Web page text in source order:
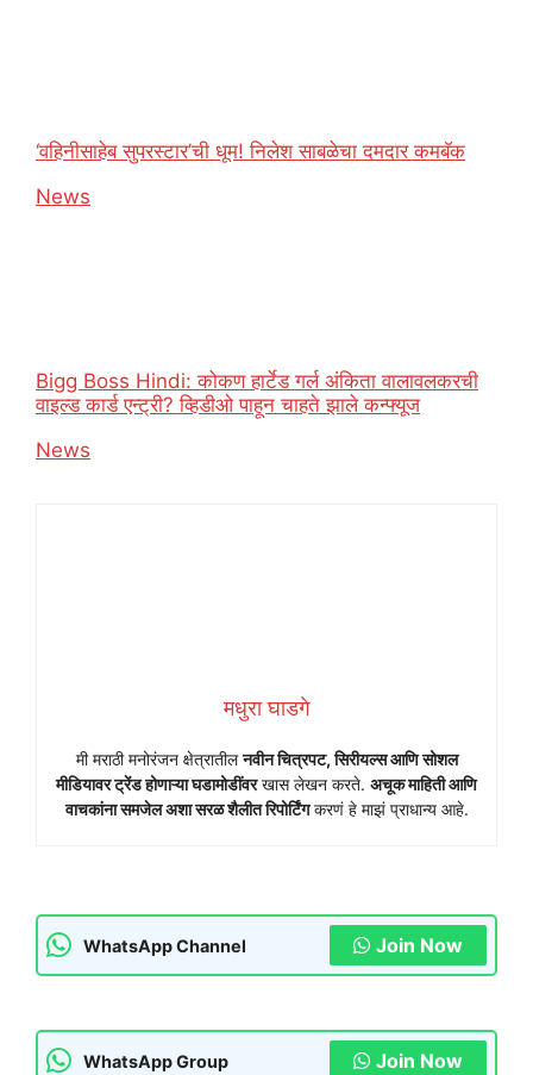
‘वहिनीसाहेब सुपरस्टार’ची धूम! निलेश साबळेचा दमदार कमबॅक
In relation to
News
Bigg Boss Hindi: कोकण हार्टेड गर्ल अंकिता वालावलकरची
वाइल्ड कार्ड एन्ट्री? व्हिडीओ पाहून चाहते झाले कन्फ्यूज
In relation to
News
मधुरा घाडगे
मी मराठी मनोरंजन क्षेत्रातीलनवीन चित्रपट, सिरीयल्स आणि सोशल
मीडियावर ट्रेंड होणाऱ्या घडामोडींवरखास लेखन करते. अचूक माहिती आणि
वाचकांना समजेल अशा सरळ शैलीत रिपोर्टिंगकरणं हे माझं प्राधान्य आहे.
WhatsApp Channel Join Now
WhatsApp Group Join Now